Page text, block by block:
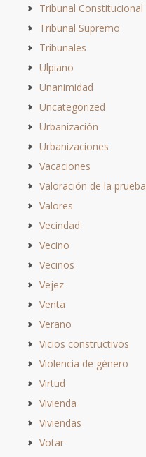
Tribunal Constitucional
Tribunal Supremo
Tribunales
Ulpiano
Unanimidad
Uncategorized
Urbanización
Urbanizaciones
Vacaciones
Valoración de la prueba
Valores
Vecindad
Vecino
Vecinos
Vejez
Venta
Verano
Vicios constructivos
Violencia de género
Virtud
Vivienda
Viviendas
Votar